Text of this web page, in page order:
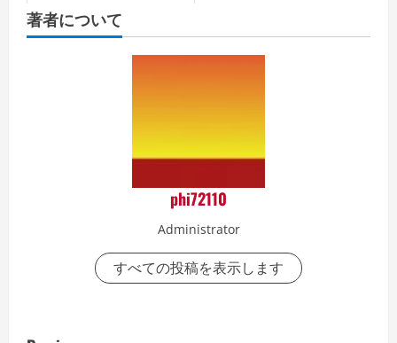
著者について
phi72110
Administrator
すべての投稿を表示します